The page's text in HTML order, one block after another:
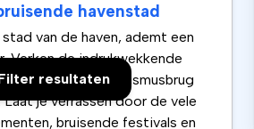
resultaten
havenstad
van de haven, ademt een
Verken de indrukwekkende
de iconische Erasmusbrug
Laat je verrassen door de vele
bruisende festivals en